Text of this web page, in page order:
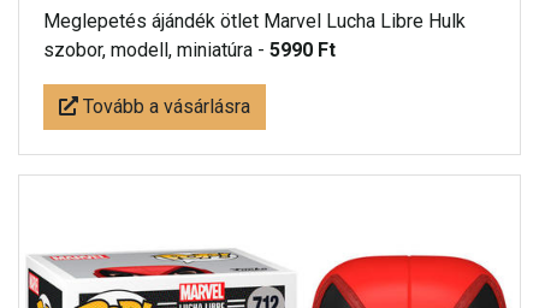
Meglepetés ájándék ötlet Marvel Lucha Libre Hulk
szobor, modell, miniatúra - 5990 Ft
Tovább a vásárlásra